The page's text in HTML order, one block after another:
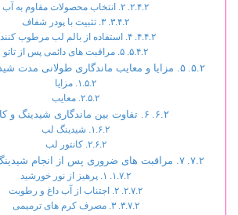
۲. انتخاب محصولات مقاوم به آب
۳. تثبیت با پودر شفاف
۴. استفاده از بالم لب مرطوب کننده
۵. مراقبت های دائمی پس از تاتو
۵. مزایا و معایب ماندگاری طولانی مدت شیدینگ و کانتور لب
مزایا
معایب
۶. تفاوت بین ماندگاری شیدینگ و کانتور لب
شیدینگ لب
کانتور لب
۷. مراقبت های ضروری پس از انجام شیدینگ و کانتور دائمی
۱. پرهیز از نور خورشید
۲. اجتناب از آب داغ و رطوبت
۳. مصرف کرم های ترمیمی